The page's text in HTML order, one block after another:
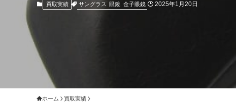
買取実績 サングラス 眼鏡 金子眼鏡 2025年1月20日
ホーム 買取実績